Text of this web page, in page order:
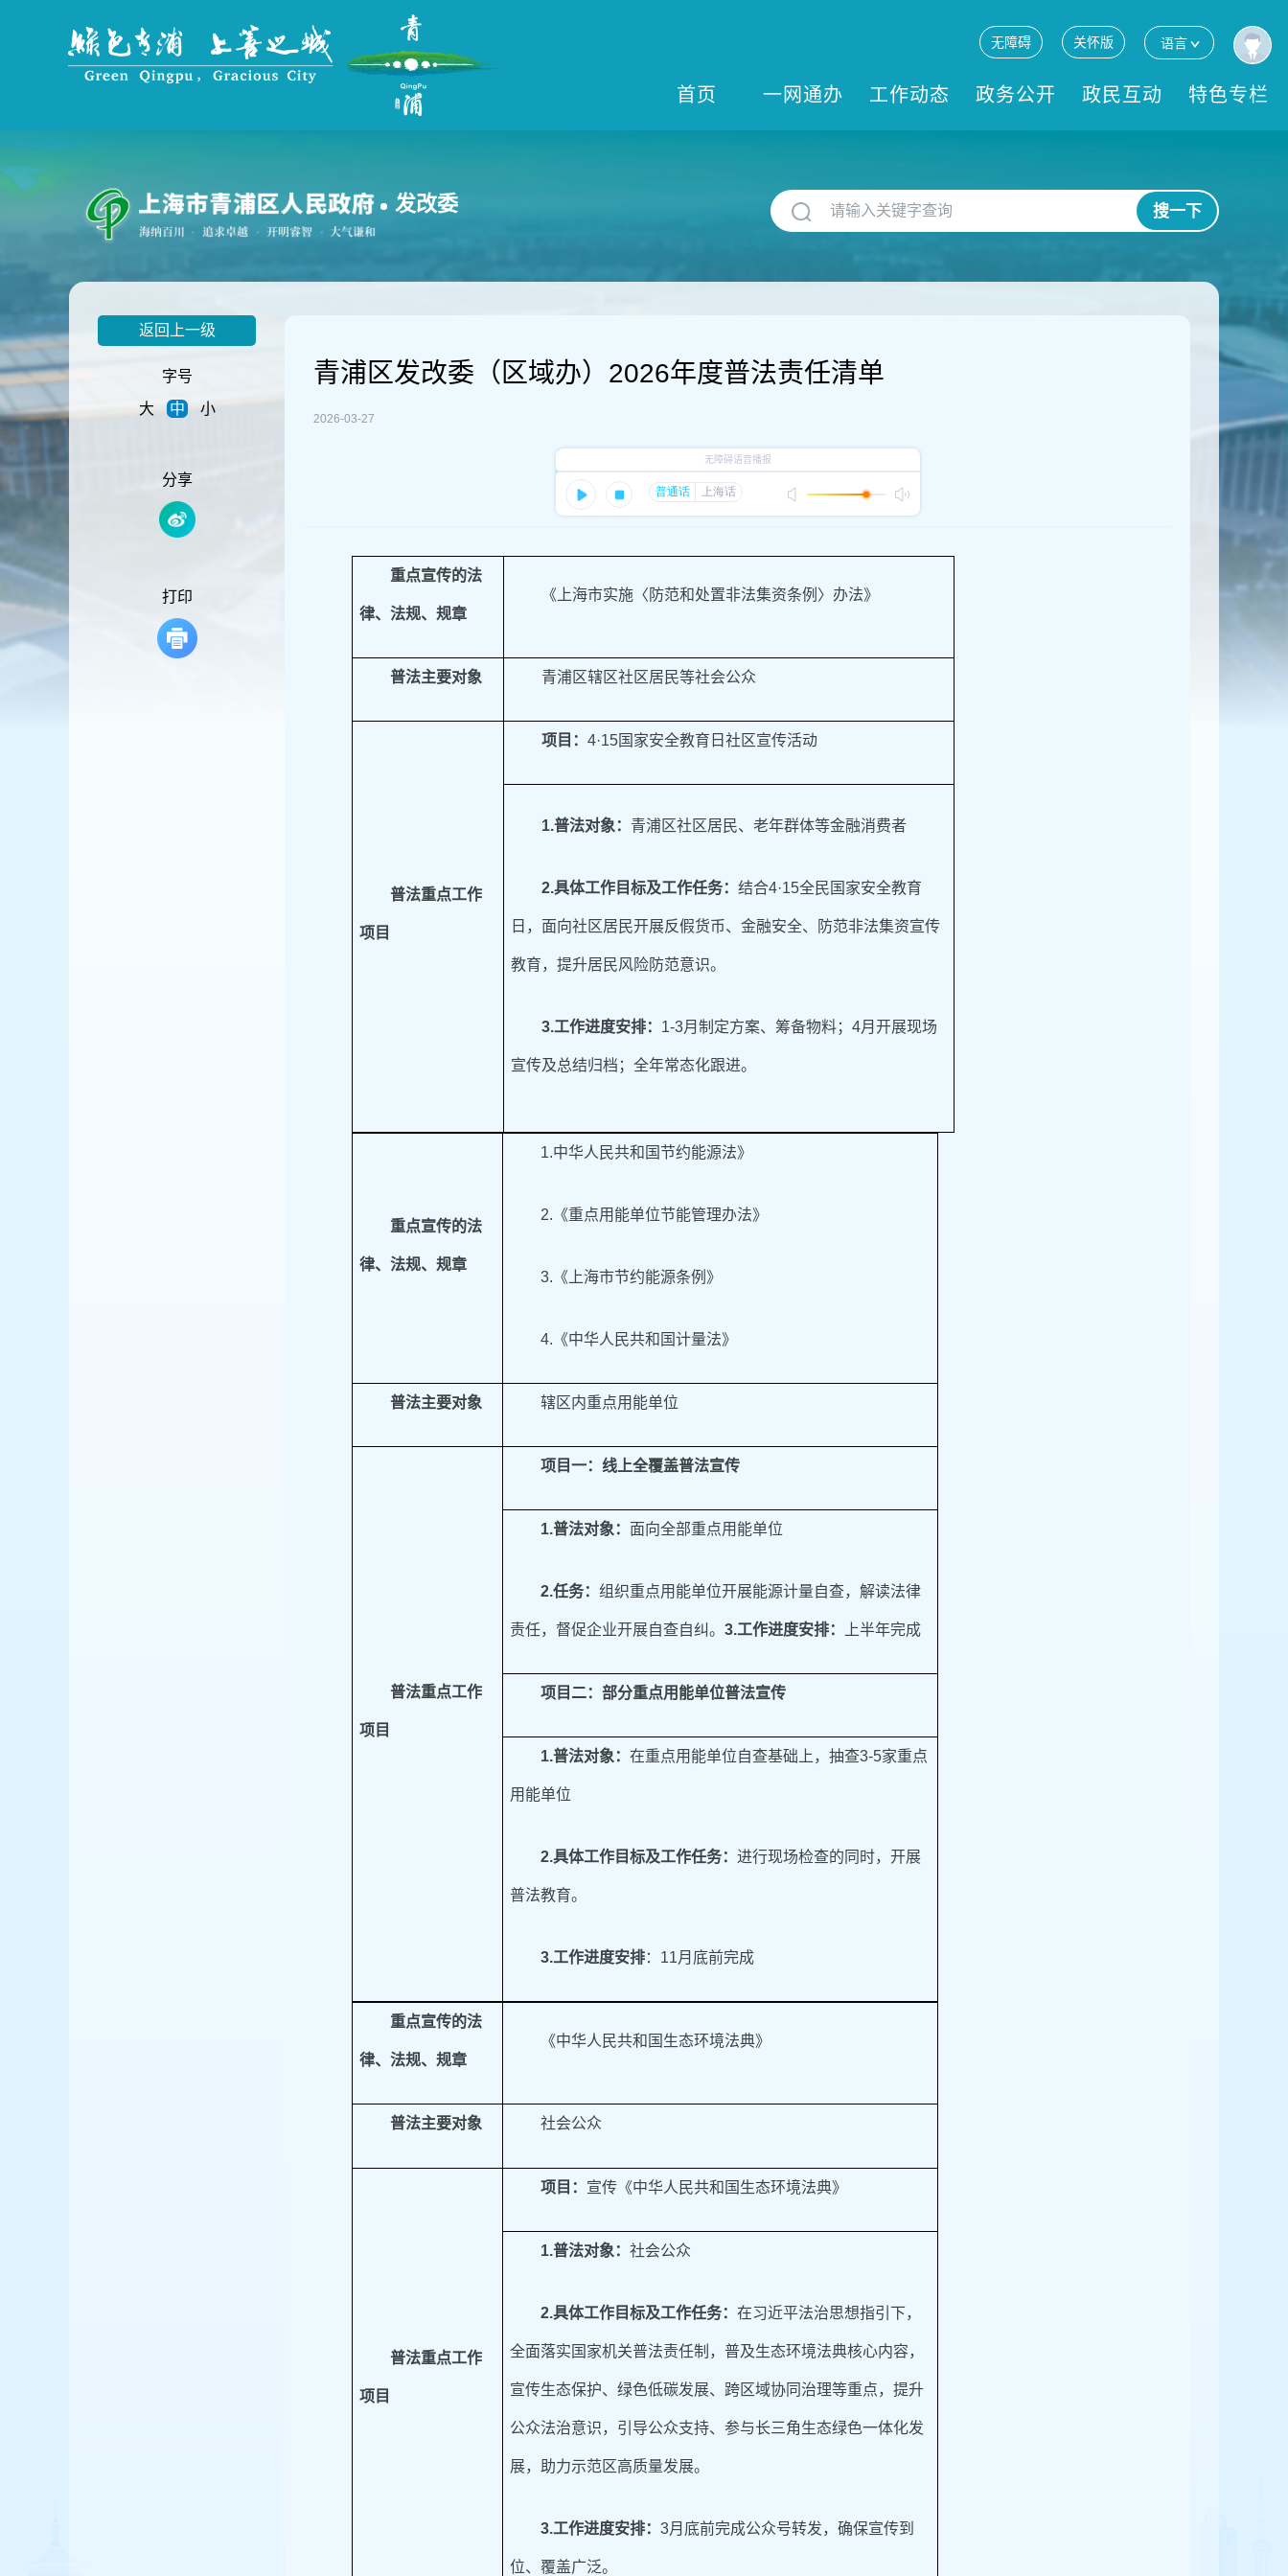
到
主
要
内
无障碍 关怀版 语言
首页 一网通办 工作动态 政务公开 政民互动 特色专栏
发改委 搜一下
返回上一级
字号
大
中 小
分享
打印
青浦区发改委（区域办）2026年度普法责任清单
2026-03-27
重点宣传的法
律、法规、规章
《上海市实施〈防范和处置非法集资条例〉办法》
普法主要对象 青浦区辖区社区居民等社会公众
普法重点工作
项目
项目： 4·15国家安全教育日社区宣传活动
1.普法对象： 青浦区社区居民、老年群体等金融消费者
2.具体工作目标及工作任务： 结合4·15全民国家安全教育
日，面向社区居民开展反假货币、金融安全、防范非法集资宣传
教育，提升居民风险防范意识。
3.工作进度安排： 1-3月制定方案、筹备物料；4月开展现场
宣传及总结归档；全年常态化跟进。
重点宣传的法
律、法规、规章
1.中华人民共和国节约能源法》
2.《重点用能单位节能管理办法》
3.《上海市节约能源条例》
4.《中华人民共和国计量法》
普法主要对象 辖区内重点用能单位
普法重点工作
项目
项目一： 线上全覆盖普法宣传
1.普法对象： 面向全部重点用能单位
2.任务： 组织重点用能单位开展能源计量自查，解读法律
责任，督促企业开展自查自纠。 3.工作进度安排： 上半年完成
项目二： 部分重点用能单位普法宣传
1.普法对象： 在重点用能单位自查基础上，抽查3-5家重点
用能单位
2.具体工作目标及工作任务： 进行现场检查的同时，开展
普法教育。
3.工作进度安排：11月底前完成
重点宣传的法
律、法规、规章
《中华人民共和国生态环境法典》
普法主要对象 社会公众
普法重点工作
项目
项目： 宣传《中华人民共和国生态环境法典》
1.普法对象： 社会公众
2.具体工作目标及工作任务： 在习近平法治思想指引下，
全面落实国家机关普法责任制，普及生态环境法典核心内容，
宣传生态保护、绿色低碳发展、跨区域协同治理等重点，提升
公众法治意识，引导公众支持、参与长三角生态绿色一体化发
展，助力示范区高质量发展。
3.工作进度安排： 3月底前完成公众号转发，确保宣传到
位、覆盖广泛。